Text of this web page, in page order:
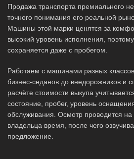
Продажа транспорта премиального
точного понимания его реальной
Машины этой марки ценятся за
высокий уровень исполнения,
сохраняется даже с пробегом.
Работаем с машинами разных
бизнес-седанов до внедорожников и
расчёте стоимости выкупа
состояние, пробег, уровень
обслуживания. Осмотр проводится
владельца время, после чего
предложение.